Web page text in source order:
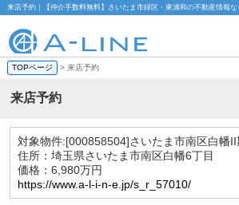
来店予約｜【仲介手数料無料】さいたま市緑区・東浦和の不動産情報
TOPページ > 来店予約
来店予約
対象物件:[000858504]さいたま市南区白幡II
住所：埼玉県さいたま市南区白幡6丁目
価格：6,980万円
https://www.a-l-i-n-e.jp/s_r_57010/